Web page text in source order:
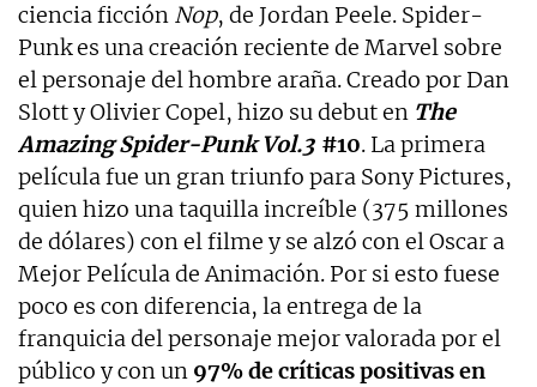
ciencia ficción Nop, de Jordan Peele. Spider-
Punk es una creación reciente de Marvel sobre
el personaje del hombre araña. Creado por Dan
Slott y Olivier Copel, hizo su debut en The
Amazing Spider-Punk Vol.3 #10. La primera
película fue un gran triunfo para Sony Pictures,
quien hizo una taquilla increíble (375 millones
de dólares) con el filme y se alzó con el Oscar a
Mejor Película de Animación. Por si esto fuese
poco es con diferencia, la entrega de la
franquicia del personaje mejor valorada por el
público y con un 97% de críticas positivas en